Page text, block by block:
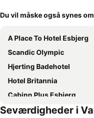
Du vil måske også synes
A Place To Hotel Esbjerg
Scandic Olympic
Hjerting Badehotel
Hotel Britannia
Cabinn Plus Esbjerg
Høloftet
Seværdigheder i